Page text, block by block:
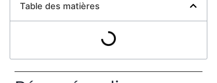
Table des matières